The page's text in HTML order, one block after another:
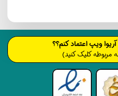
ویپ اعتماد کنم؟؟
مربوطه کلیک کنید)